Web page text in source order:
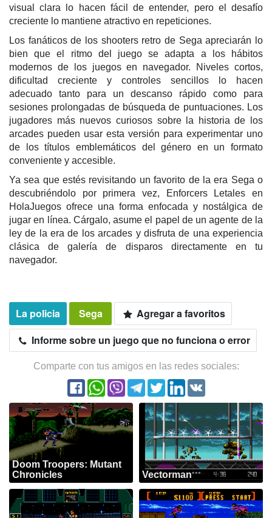
visual clara lo hacen fácil de entender, pero el desafío
creciente lo mantiene atractivo en repeticiones.
Los fanáticos de los shooters retro de Sega apreciarán lo
bien que el ritmo del juego se adapta a los hábitos
modernos de los juegos en navegador. Niveles cortos,
dificultad creciente y controles sencillos lo hacen
adecuado tanto para un descanso rápido como para
sesiones prolongadas de búsqueda de puntuaciones. Los
jugadores más nuevos curiosos sobre la historia de los
arcades pueden usar esta versión para experimentar uno
de los títulos emblemáticos del género en un formato
conveniente y accesible.
Ya sea que estés revisitando un favorito de la era Sega o
descubriéndolo por primera vez, Enforcers Letales en
HolaJuegos ofrece una forma enfocada y nostálgica de
jugar en línea. Cárgalo, asume el papel de un agente de la
ley de la era de los arcades y disfruta de una experiencia
clásica de galería de disparos directamente en tu
navegador.
La policia Sega
Agregar a favoritos
Informe sobre un juego que no funciona o error
Comparte con tus amigos en las redes sociales:
Doom Troopers: Mutant
Chronicles
Vectorman